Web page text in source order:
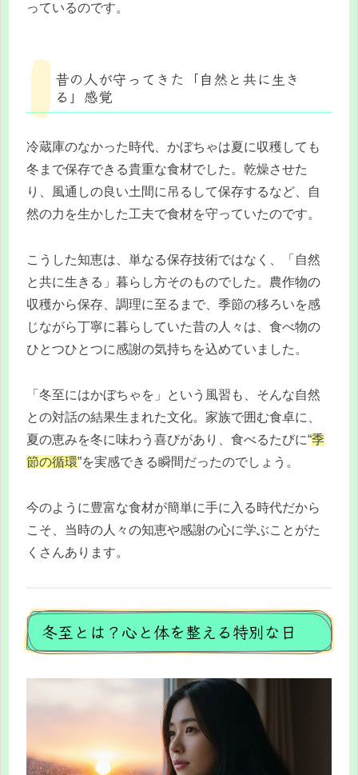
っているのです。
昔の人が守ってきた「自然と共に生き
る」感覚
冷蔵庫のなかった時代、かぼちゃは夏に収穫しても
冬まで保存できる貴重な食材でした。乾燥させた
り、風通しの良い土間に吊るして保存するなど、自
然の力を生かした工夫で食材を守っていたのです。
こうした知恵は、単なる保存技術ではなく、「自然
と共に生きる」暮らし方そのものでした。農作物の
収穫から保存、調理に至るまで、季節の移ろいを感
じながら丁寧に暮らしていた昔の人々は、食べ物の
ひとつひとつに感謝の気持ちを込めていました。
「冬至にはかぼちゃを」という風習も、そんな自然
との対話の結果生まれた文化。家族で囲む食卓に、
夏の恵みを冬に味わう喜びがあり、食べるたびに“季
節の循環”を実感できる瞬間だったのでしょう。
今のように豊富な食材が簡単に手に入る時代だから
こそ、当時の人々の知恵や感謝の心に学ぶことがた
くさんあります。
冬至とは？心と体を整える特別な日